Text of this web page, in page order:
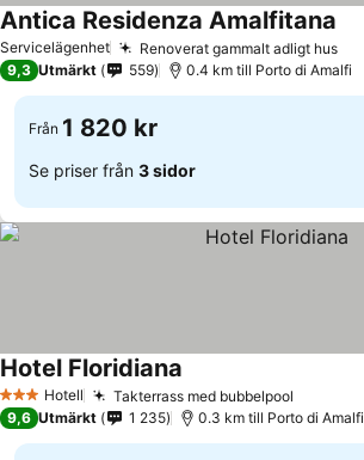
Servicelägenhet Renoverat gammalt adligt hus
Antica Residenza Amalfitana
9,3 Utmärkt 559 0.4 km till Porto di Amalfi
Från 1 820 kr
Se priser från 3 sidor
3 StjärnorHotell Takterrass med bubbelpool
Hotel Floridiana
9,6 Utmärkt 1 235 0.3 km till Porto di Amalfi